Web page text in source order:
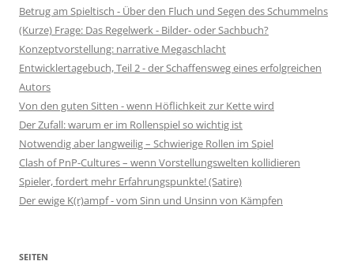
Betrug am Spieltisch - Über den Fluch und Segen des Schummelns
(Kurze) Frage: Das Regelwerk - Bilder- oder Sachbuch?
Konzeptvorstellung: narrative Megaschlacht
Entwicklertagebuch, Teil 2 - der Schaffensweg eines erfolgreichen
Autors
Von den guten Sitten - wenn Höflichkeit zur Kette wird
Der Zufall: warum er im Rollenspiel so wichtig ist
Notwendig aber langweilig – Schwierige Rollen im Spiel
Clash of PnP-Cultures – wenn Vorstellungswelten kollidieren
Spieler, fordert mehr Erfahrungspunkte! (Satire)
Der ewige K(r)ampf - vom Sinn und Unsinn von Kämpfen
SEITEN